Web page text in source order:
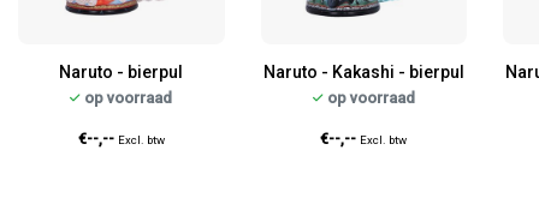
Naruto - bierpul
op voorraad
€--,-- Excl. btw
Naruto - Kakashi - bierpul
op voorraad
€--,-- Excl. btw